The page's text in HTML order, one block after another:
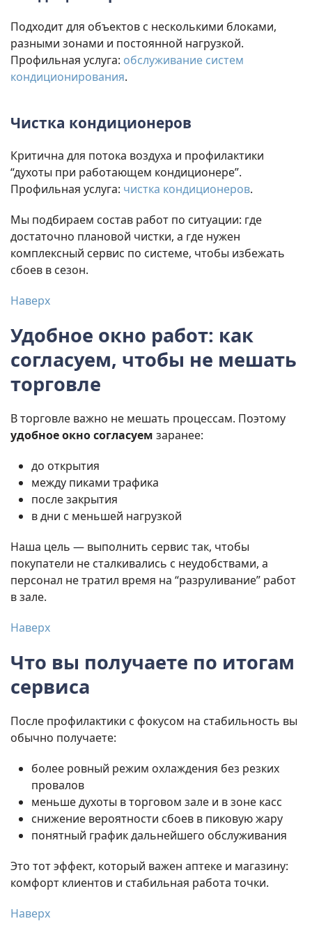
Подходит для объектов с несколькими блоками,
разными зонами и постоянной нагрузкой.
Профильная услуга: обслуживание систем
кондиционирования.
Чистка кондиционеров
Критична для потока воздуха и профилактики
“духоты при работающем кондиционере”.
Профильная услуга: чистка кондиционеров.
Мы подбираем состав работ по ситуации: где
достаточно плановой чистки, а где нужен
комплексный сервис по системе, чтобы избежать
сбоев в сезон.
Наверх
Удобное окно работ: как
согласуем, чтобы не мешать
торговле
В торговле важно не мешать процессам. Поэтому
удобное окно согласуем заранее:
до открытия
между пиками трафика
после закрытия
в дни с меньшей нагрузкой
Наша цель — выполнить сервис так, чтобы
покупатели не сталкивались с неудобствами, а
персонал не тратил время на “разруливание” работ
в зале.
Наверх
Что вы получаете по итогам
сервиса
После профилактики с фокусом на стабильность вы
обычно получаете:
более ровный режим охлаждения без резких
провалов
меньше духоты в торговом зале и в зоне касс
снижение вероятности сбоев в пиковую жару
понятный график дальнейшего обслуживания
Это тот эффект, который важен аптеке и магазину:
комфорт клиентов и стабильная работа точки.
Наверх